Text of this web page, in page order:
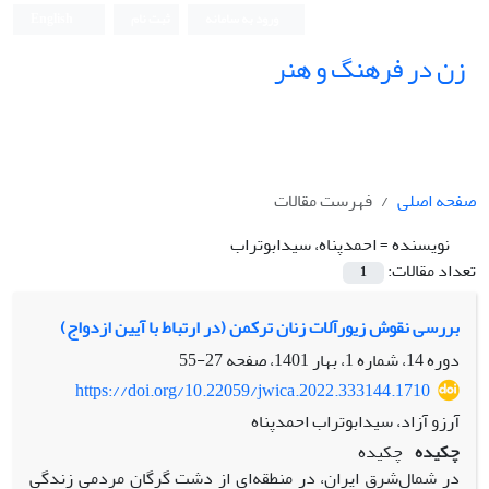
زن در فرهنگ و هنر
صفحه اصلی
فهرست مقالات
نویسنده =احمدپناه، سیدابوتراب
تعداد مقالات:
1
‌‌‌‌‌بررسی نقوش زیورآلات زنان ترکمن (در ارتباط با آیین ازدواج)
دوره 14، شماره 1، بهار 1401، صفحه
27-55
https://doi.org/10.22059/jwica.2022.333144.1710
آرزو آزاد، سیدابوتراب احمدپناه
چکیده چکیده
در شمال‌شرق ایران، در منطقه‌ای از دشت گرگان مردمی زندگی